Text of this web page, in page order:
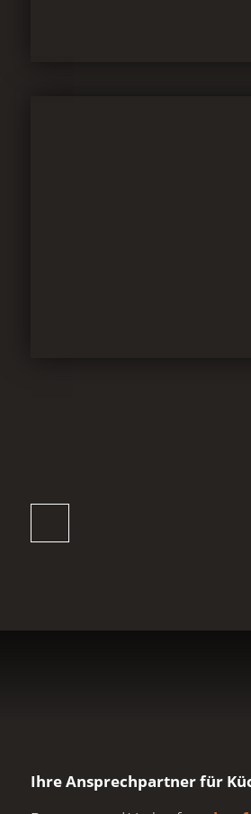
Ihre Ansprechpartner für